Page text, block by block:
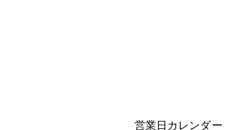
営業日カレンダー